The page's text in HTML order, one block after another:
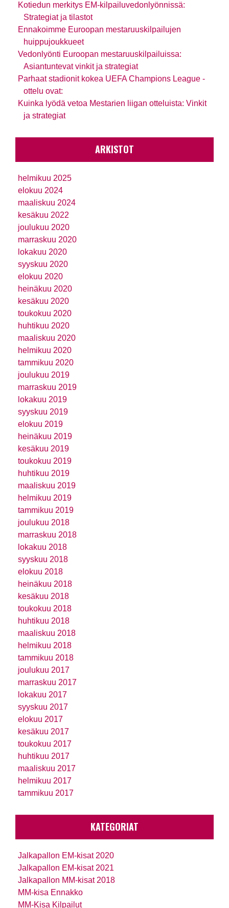
Kotiedun merkitys EM-kilpailuvedonlyönnissä:
Strategiat ja tilastot
Ennakoimme Euroopan mestaruuskilpailujen
huippujoukkueet
Vedonlyönti Euroopan mestaruuskilpailuissa:
Asiantuntevat vinkit ja strategiat
Parhaat stadionit kokea UEFA Champions League -
ottelu ovat:
Kuinka lyödä vetoa Mestarien liigan otteluista: Vinkit
ja strategiat
ARKISTOT
helmikuu 2025
elokuu 2024
maaliskuu 2024
kesäkuu 2022
joulukuu 2020
marraskuu 2020
lokakuu 2020
syyskuu 2020
elokuu 2020
heinäkuu 2020
kesäkuu 2020
toukokuu 2020
huhtikuu 2020
maaliskuu 2020
helmikuu 2020
tammikuu 2020
joulukuu 2019
marraskuu 2019
lokakuu 2019
syyskuu 2019
elokuu 2019
heinäkuu 2019
kesäkuu 2019
toukokuu 2019
huhtikuu 2019
maaliskuu 2019
helmikuu 2019
tammikuu 2019
joulukuu 2018
marraskuu 2018
lokakuu 2018
syyskuu 2018
elokuu 2018
heinäkuu 2018
kesäkuu 2018
toukokuu 2018
huhtikuu 2018
maaliskuu 2018
helmikuu 2018
tammikuu 2018
joulukuu 2017
marraskuu 2017
lokakuu 2017
syyskuu 2017
elokuu 2017
kesäkuu 2017
toukokuu 2017
huhtikuu 2017
maaliskuu 2017
helmikuu 2017
tammikuu 2017
KATEGORIAT
Jalkapallon EM-kisat 2020
Jalkapallon EM-kisat 2021
Jalkapallon MM-kisat 2018
MM-kisa Ennakko
MM-Kisa Kilpailut